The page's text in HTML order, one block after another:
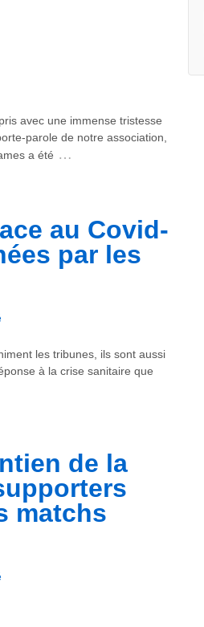
avec une immense tristesse
parole de notre association,
a été …
au Covid-
par les
les tribunes, ils sont aussi
à la crise sanitaire que
de la
matchs